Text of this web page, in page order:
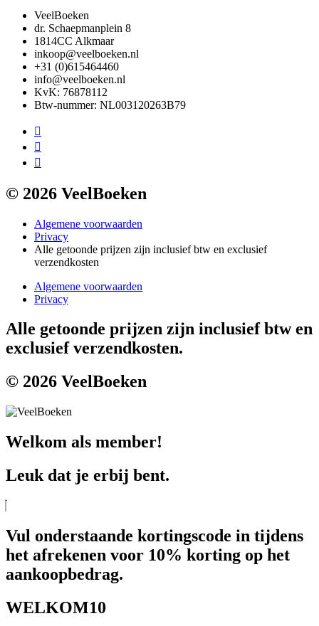
VeelBoeken
dr. Schaepmanplein 8
1814CC Alkmaar
inkoop@veelboeken.nl
+31 (0)615464460
info@veelboeken.nl
KvK: 76878112
Btw-nummer: NL003120263B79
© 2026 VeelBoeken
Algemene voorwaarden
Privacy
Alle getoonde prijzen zijn inclusief btw en exclusief
verzendkosten
Algemene voorwaarden
Privacy
Alle getoonde prijzen zijn inclusief btw en
exclusief verzendkosten.
© 2026 VeelBoeken
Welkom als member!
Leuk dat je erbij bent.
Vul onderstaande kortingscode in tijdens
het afrekenen voor 10% korting op het
aankoopbedrag.
WELKOM10